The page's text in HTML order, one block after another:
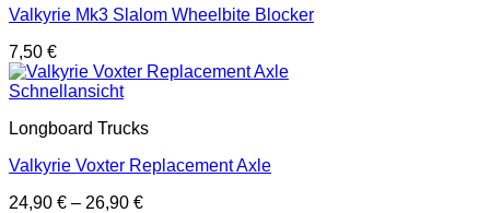
Valkyrie Mk3 Slalom Wheelbite Blocker
7,50 €
Schnellansicht
Longboard Trucks
Valkyrie Voxter Replacement Axle
24,90 € – 26,90 €